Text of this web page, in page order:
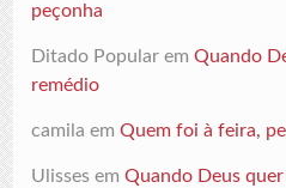
peçonha
Ditado Popular emQuando
remédio
camila emQuem foi à feira,
Ulisses emQuando Deus